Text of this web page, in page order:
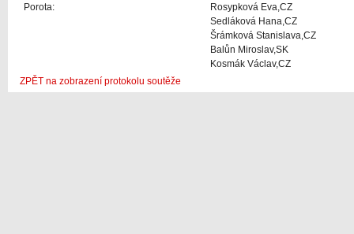
Porota:
Rosypková Eva,CZ
Sedláková Hana,CZ
Šrámková Stanislava,CZ
Balůn Miroslav,SK
Kosmák Václav,CZ
ZPĚT na zobrazení protokolu soutěže